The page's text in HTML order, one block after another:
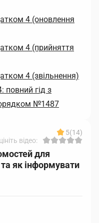
4 (оновлення
4 (прийняття
4 (звільнення)
повний гід з
№1487
5(14)
відео:
для
як інформувати